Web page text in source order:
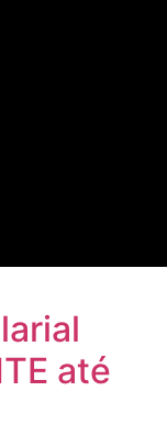
até